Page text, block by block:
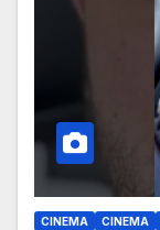
CINEMA CINEMA